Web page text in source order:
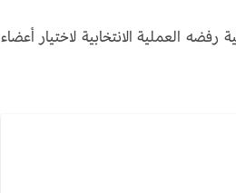
العملية الانتخابية لاختيار أعضاء